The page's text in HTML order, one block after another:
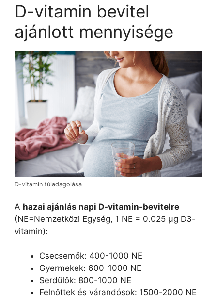
D-vitamin bevitel
ajánlott mennyisége
D-vitamin túladagolása
A hazai ajánlás napi D-vitamin-bevitelre
(NE=Nemzetközi Egység, 1 NE = 0.025 μg D3-
vitamin):
Csecsemők: 400-1000 NE
Gyermekek: 600-1000 NE
Serdülők: 800-1000 NE
Felnőttek és várandósok: 1500-2000 NE